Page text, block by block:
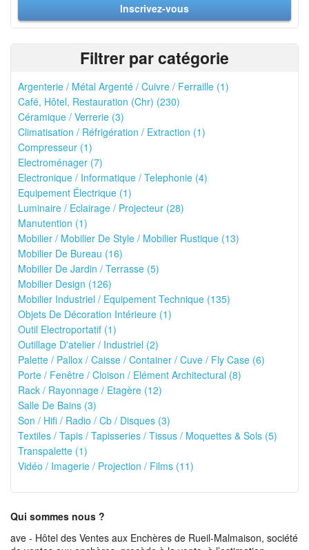
Inscrivez-vous
Filtrer par catégorie
Argenterie / Métal Argenté / Cuivre / Ferraille (1)
Café, Hôtel, Restauration (Chr) (230)
Céramique / Verrerie (3)
Climatisation / Réfrigération / Extraction (1)
Compresseur (1)
Electroménager (7)
Electronique / Informatique / Telephonie (4)
Equipement Électrique (1)
Luminaire / Eclairage / Projecteur (28)
Manutention (1)
Mobilier / Mobilier De Style / Mobilier Rustique (13)
Mobilier De Bureau (16)
Mobilier De Jardin / Terrasse (5)
Mobilier Design (126)
Mobilier Industriel / Equipement Technique (135)
Objets De Décoration Intérieure (1)
Outil Electroportatif (1)
Outillage D'atelier / Industriel (2)
Palette / Pallox / Caisse / Container / Cuve / Fly Case (6)
Porte / Fenêtre / Cloison / Elément Architectural (8)
Rack / Rayonnage / Etagère (12)
Salle De Bains (3)
Son / Hifi / Radio / Cb / Disques (3)
Textiles / Tapis / Tapisseries / Tissus / Moquettes & Sols (5)
Transpalette (1)
Vidéo / Imagerie / Projection / Films (11)
Qui sommes nous ?
ave - Hôtel des Ventes aux Enchères de Rueil-Malmaison, société